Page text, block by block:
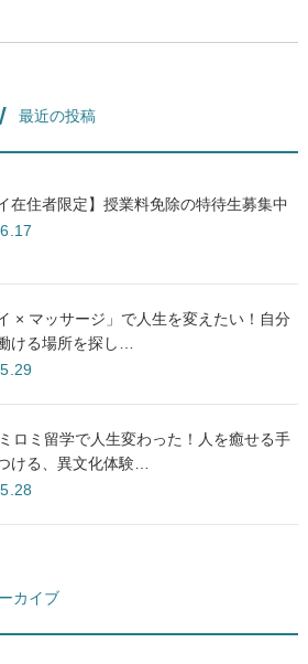
最近の投稿
在住者限定】授業料免除の特待生募集中
× マッサージ」で人生を変えたい！自分
ける場所を探し…
ロミ留学で人生変わった！人を癒せる手
ける、異文化体験…
カイブ